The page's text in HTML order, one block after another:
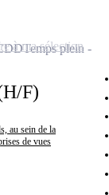
F)
au sein de la
de vues
Temps plein
à ma sélection